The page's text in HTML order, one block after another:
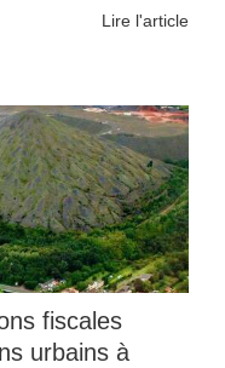
Lire l'article
fiscales
urbains à